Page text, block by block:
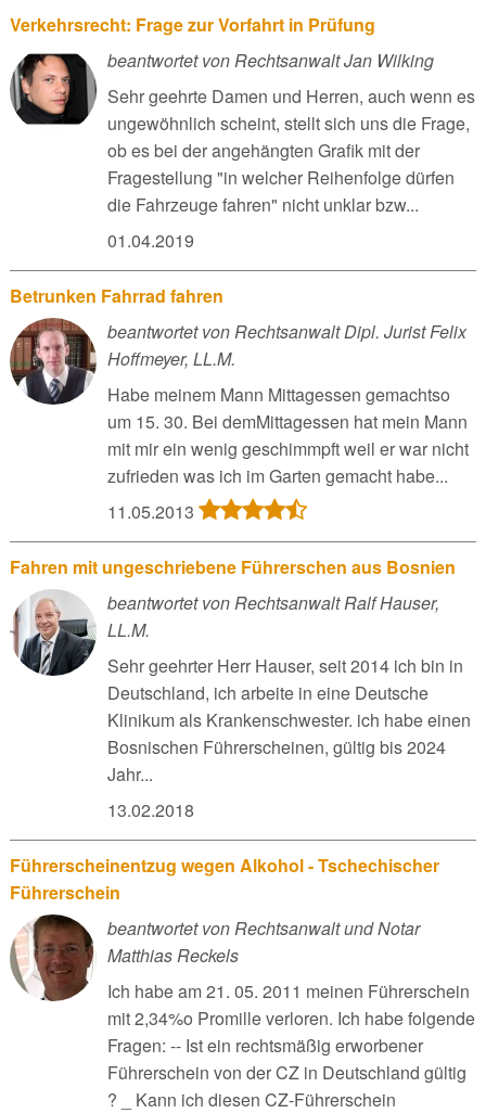
Verkehrsrecht: Frage zur Vorfahrt in Prüfung
beantwortet von Rechtsanwalt Jan Wilking
Sehr geehrte Damen und Herren, auch wenn es
ungewöhnlich scheint, stellt sich uns die Frage,
ob es bei der angehängten Grafik mit der
Fragestellung "in welcher Reihenfolge dürfen
die Fahrzeuge fahren" nicht unklar bzw...
01.04.2019
Betrunken Fahrrad fahren
beantwortet von Rechtsanwalt Dipl. Jurist Felix
Hoffmeyer, LL.M.
Habe meinem Mann Mittagessen gemachtso
um 15. 30. Bei demMittagessen hat mein Mann
mit mir ein wenig geschimmpft weil er war nicht
zufrieden was ich im Garten gemacht habe...
11.05.2013
Fahren mit ungeschriebene Führerschen aus Bosnien
beantwortet von Rechtsanwalt Ralf Hauser,
LL.M.
Sehr geehrter Herr Hauser, seit 2014 ich bin in
Deutschland, ich arbeite in eine Deutsche
Klinikum als Krankenschwester. ich habe einen
Bosnischen Führerscheinen, gültig bis 2024
Jahr...
13.02.2018
Führerscheinentzug wegen Alkohol - Tschechischer
Führerschein
beantwortet von Rechtsanwalt und Notar
Matthias Reckels
Ich habe am 21. 05. 2011 meinen Führerschein
mit 2,34%o Promille verloren. Ich habe folgende
Fragen: -- Ist ein rechtsmäßig erworbener
Führerschein von der CZ in Deutschland gültig
? _ Kann ich diesen CZ-Führerschein